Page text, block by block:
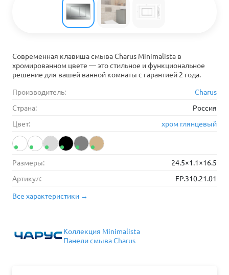
Современная клавиша смыва Charus Minimalista в
хромированном цвете — это стильное и функциональное
решение для вашей ванной комнаты с гарантией 2 года.
Производитель:
Charus
Страна:
Россия
Цвет:
хром глянцевый
Размеры:
24.5×1.1×16.5
Артикул:
FP.310.21.01
Все характеристики →
Коллекция Minimalista
Панели смыва Charus